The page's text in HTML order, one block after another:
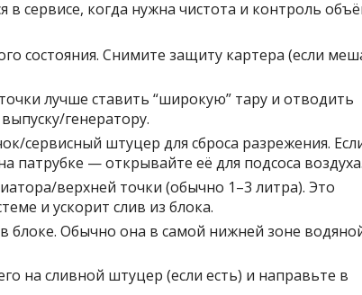
сервисе, когда нужна чистота и контроль
состояния. Снимите защиту картера (если
лучше ставить “широкую” тару и отводить
генератору.
сервисный штуцер для сброса разрежения.
патрубке — открывайте её для подсоса воздуха.
верхней точки (обычно 1–3 литра). Это
и ускорит слив из блока.
блоке. Обычно она в самой нижней зоне
на сливной штуцер (если есть) и направьте в